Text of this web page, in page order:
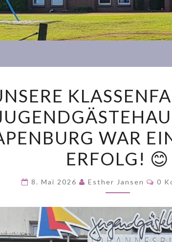
INS
NACH
PAPENBURG
EIN
ERFOLG!
😊
WAR
ERFOLG! 😊
8. Mai 2026 Esther Jansen 0